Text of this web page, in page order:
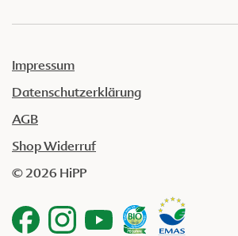
Impressum
Datenschutzerklärung
AGB
Shop Widerruf
© 2026 HiPP